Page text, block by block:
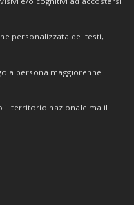
personalizzata dei testi,
persona maggiorenne
il territorio nazionale ma il